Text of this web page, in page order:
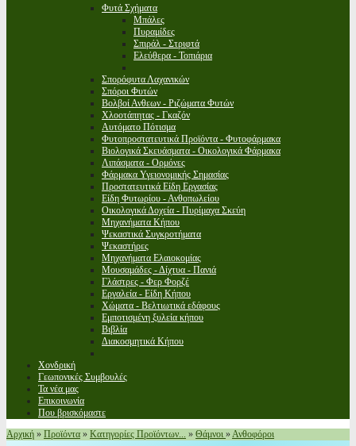
Φυτά Σχήματα
Μπάλες
Πυραμίδες
Σπιράλ - Στριφτά
Ελεύθερα - Τοπιάρια
Σπορόφυτα Λαχανικών
Σπόροι Φυτών
Βολβοί Ανθεων - Ριζώματα Φυτών
Χλοοτάπητας - Γκαζόν
Αυτόματο Πότισμα
Φυτοπροστατευτικά Προϊόντα - Φυτοφάρμακα
Βιολογικά Σκευάσματα - Οικολογικά Φάρμακα
Λιπάσματα - Ορμόνες
Φάρμακα Υγειονομικής Σημασίας
Προστατευτικά Είδη Εργασίας
Είδη Φυτωρίου - Ανθοπωλείου
Οικολογικά Δοχεία - Πυρίμαχα Σκεύη
Μηχανήματα Κήπου
Ψεκαστικά Συγκροτήματα
Ψεκαστήρες
Μηχανήματα Ελαιοκομίας
Μουσαμάδες - Δίχτυα - Πανιά
Γλάστρες - Φερ Φορζέ
Εργαλεία - Είδη Κήπου
Χώματα - Βελτιωτικά εδάφους
Εμποτισμένη ξυλεία κήπου
Βιβλία
Διακοσμητικά Κήπου
Χονδρική
Γεωπονικές Συμβουλές
Τα νέα μας
Επικοινωνία
Που βρισκόμαστε
Αρχική » Προϊόντα » Κατηγορίες Προϊόντων... » Θάμνοι »Ανθοφόροι